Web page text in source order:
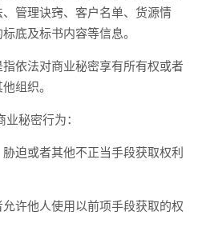
管理诀窍、客户名单、货源情
底及标书内容等信息。
依法对商业秘密享有所有权或者
组织。
秘密行为：
迫或者其他不正当手段获取权利
许他人使用以前项手段获取的权